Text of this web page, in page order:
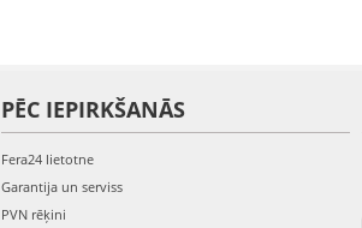
PĒC IEPIRKŠANĀS
Fera24 lietotne
Garantija un serviss
PVN rēķini